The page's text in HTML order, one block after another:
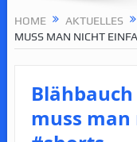
HOME AKTUELLES
MUSS MAN NICHT
muss